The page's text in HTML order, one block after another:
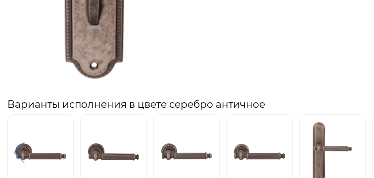
Варианты исполнения в цвете серебро античное